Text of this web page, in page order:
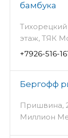
бамбука
Тихорецкий
этаж, ТЯК
+7926-516-
Бергофф
Пришвина,
Миллион